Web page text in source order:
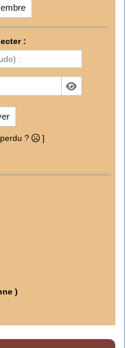
:
? ]
)